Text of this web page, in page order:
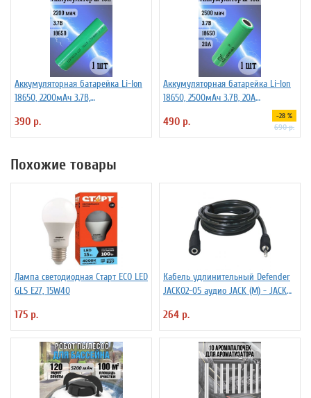
Аккумуляторная батарейка Li-Ion
18650, 2200мАч 3.7В,
390 р.
Аккумуляторная батарейка Li-Ion
18650, 2500мАч 3.7В, 20A
490 р. -28 %
690 р.
Похожие товары
Лампа светодиодная Старт ECO LED
GLS E27, 15W40
175 р.
Кабель удлинительный Defender
JACK02-05 аудио JACK (M) - JACK
264 р.